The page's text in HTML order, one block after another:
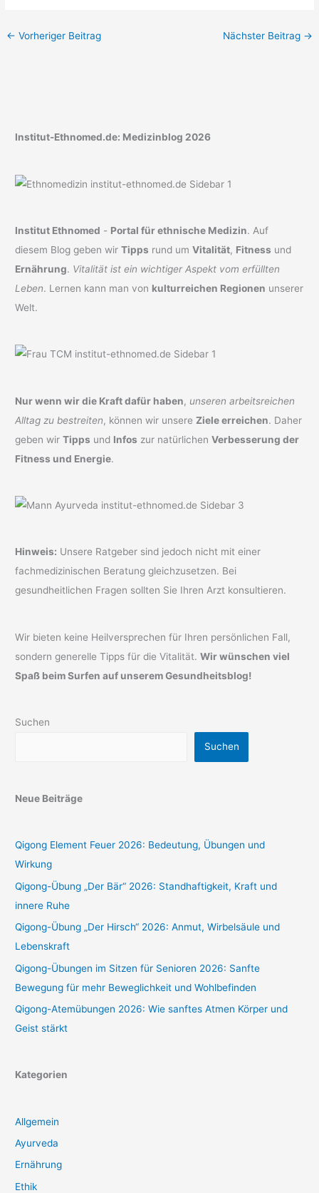
← Vorheriger Beitrag Nächster Beitrag →
Institut-Ethnomed.de: Medizinblog 2026
Institut Ethnomed - Portal für ethnische Medizin. Auf
diesem Blog geben wirTipps rund umVitalität, Fitness und
Ernährung. Vitalität ist ein wichtiger Aspekt vom erfüllten
Leben. Lernen kann man von kulturreichen Regionen unserer
Welt.
Nur wenn wir die Kraft dafür haben, unseren arbeitsreichen
Alltag zu bestreiten, können wir unsereZiele erreichen. Daher
geben wirTipps und Infos zur natürlichenVerbesserung der
Fitness und Energie.
Hinweis: Unsere Ratgeber sind jedoch nicht mit einer
fachmedizinischen Beratung gleichzusetzen. Bei
gesundheitlichen Fragen sollten Sie Ihren Arzt konsultieren.
Wir bieten keine Heilversprechen für Ihren persönlichen Fall,
sondern generelle Tipps für die Vitalität.Wir wünschen viel
Spaß beim Surfen auf unserem Gesundheitsblog!
Suchen
Suchen
Neue Beiträge
Qigong Element Feuer 2026: Bedeutung, Übungen und
Wirkung
Qigong-Übung „Der Bär“ 2026: Standhaftigkeit, Kraft und
innere Ruhe
Qigong-Übung „Der Hirsch“ 2026: Anmut, Wirbelsäule und
Lebenskraft
Qigong-Übungen im Sitzen für Senioren 2026: Sanfte
Bewegung für mehr Beweglichkeit und Wohlbefinden
Qigong-Atemübungen 2026: Wie sanftes Atmen Körper und
Geist stärkt
Kategorien
Allgemein
Ayurveda
Ernährung
Ethik